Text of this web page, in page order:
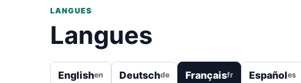
LANGUES
Langues
Englishen Deutschde Françaisfr Españoles